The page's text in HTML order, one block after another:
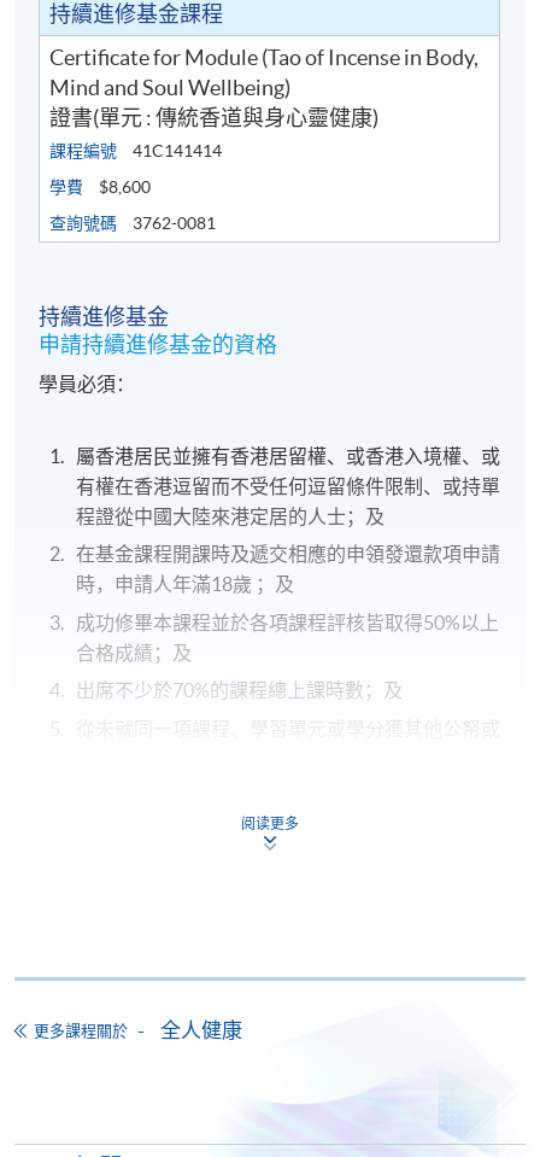
持續進修基金課程
Certificate for Module (Tao of Incense in Body,
Mind and Soul Wellbeing)
證書(單元 : 傳統香道與身心靈健康)
課程編號
41C141414
學費
$8,600
查詢號碼
3762-0081
持續進修基金
申請持續進修基金的資格
學員必須：
屬香港居民並擁有香港居留權、或香港入境權、或
有權在香港逗留而不受任何逗留條件限制、或持單
程證從中國大陸來港定居的人士；及
在基金課程開課時及遞交相應的申領發還款項申請
時，申請人年滿18歲 ；及
成功修畢本課程並於各項課程評核皆取得50%以上
合格成績；及
出席不少於70%的課程總上課時數；及
從未就同一項課程、學習單元或學分獲其他公帑或
本課程已加入持續進修基金可獲發還款項課程名單內
阅读更多
更多課程關於 全人健康